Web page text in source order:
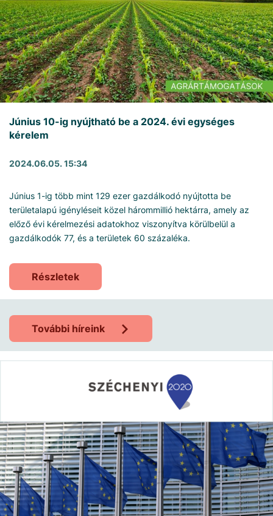
További híreink
Június 10-ig nyújtható be a 2024. évi egységes
kérelem
2024.06.05. 15:34
Június 1-ig több mint 129 ezer gazdálkodó nyújtotta be
területalapú igényléseit közel hárommillió hektárra, amely az
előző évi kérelmezési adatokhoz viszonyítva körülbelül a
gazdálkodók 77, és a területek 60 százaléka.
Részletek